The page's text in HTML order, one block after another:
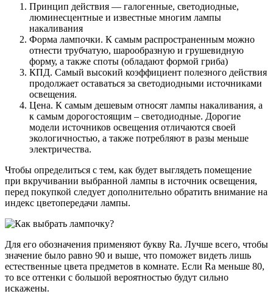
Принцип действия — галогенные, светодиодные,
люминесцентные и известные многим лампы
накаливания
Форма лампочки. К самым распространенным можно
отнести трубчатую, шарообразную и грушевидную
форму, а также споты (обладают формой гриба)
КПД. Самый высокий коэффициент полезного действия
продолжает оставаться за светодиодными источниками
освещения.
Цена. К самым дешевым относят лампы накаливания, а
к самым дорогостоящим – светодиодные. Дорогие
модели источников освещения отличаются своей
экологичностью, а также потребляют в разы меньше
электричества.
Чтобы определиться с тем, как будет выглядеть помещение
при вкручивании выбранной лампы в источник освещения,
перед покупкой следует дополнительно обратить внимание на
индекс цветопередачи лампы.
Для его обозначения применяют букву Ra. Лучше всего, чтобы
значение было равно 90 и выше, что поможет видеть лишь
естественные цвета предметов в комнате. Если Ra меньше 80,
то все оттенки с большой вероятностью будут сильно
искажены.